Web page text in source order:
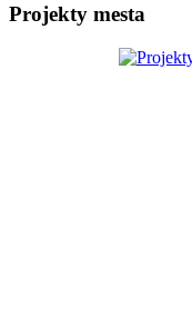
Projekty mesta